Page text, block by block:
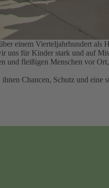
einem Vierteljahrhundert
uns für Kinder stark und auf
und fleißigen Menschen vor
Chancen, Schutz und eine